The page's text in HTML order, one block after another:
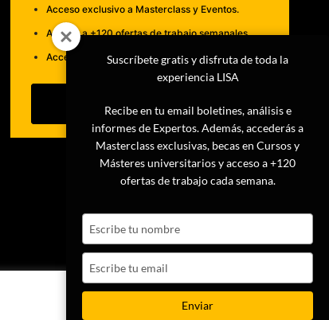
Acceso exclusivo a Masterclass y Eventos.
Acceso a +120 ofertas de trabajo semanales.
Acceso a LISA Comunidad y LISA Challenge.
Suscribirme
Suscríbete gratis y disfruta de toda la
experiencia LISA
Recibe en tu email boletines, análisis e
informes de Expertos. Además, accederás a
Masterclass exclusivas, becas en Cursos y
Másteres universitarios y acceso a +120
ofertas de trabajo cada semana.
name
email
Enviar
Ajustes